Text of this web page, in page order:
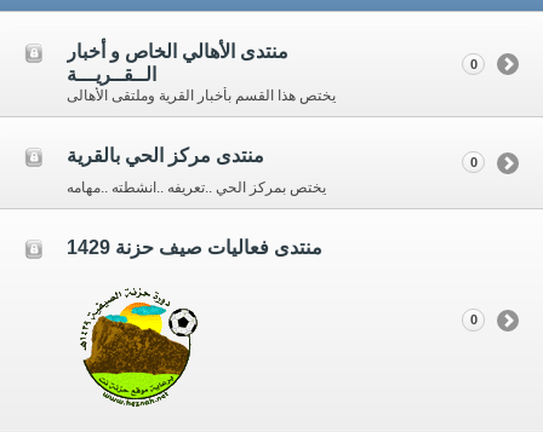
منتدى الأهالي الخاص و أخبار
الــقــريـــة
يختص هذا القسم بأخبار القرية وملتقى الأهالى
0
منتدى مركز الحي بالقرية
يختص بمركز الحي ..تعريفه ..انشطته ..مهامه
0
منتدى فعاليات صيف حزنة 1429
0